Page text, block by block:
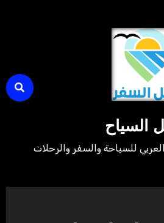
السياح
للسياحة والسفر والرحلات